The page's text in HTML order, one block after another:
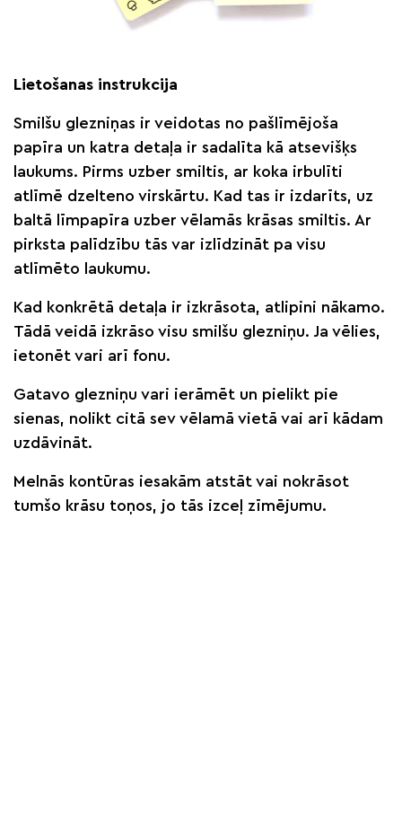
Lietošanas instrukcija
Smilšu glezniņas ir veidotas no pašlīmējoša
papīra un katra detaļa ir sadalīta kā atsevišķs
laukums. Pirms uzber smiltis, ar koka irbulīti
atlīmē dzelteno virskārtu. Kad tas ir izdarīts, uz
baltā līmpapīra uzber vēlamās krāsas smiltis. Ar
pirksta palīdzību tās var izlīdzināt pa visu
atlīmēto laukumu.
Kad konkrētā detaļa ir izkrāsota, atlipini nākamo.
Tādā veidā izkrāso visu smilšu glezniņu. Ja vēlies,
ietonēt vari arī fonu.
Gatavo glezniņu vari ierāmēt un pielikt pie
sienas, nolikt citā sev vēlamā vietā vai arī kādam
uzdāvināt.
Melnās kontūras iesakām atstāt vai nokrāsot
tumšo krāsu toņos, jo tās izceļ zīmējumu.